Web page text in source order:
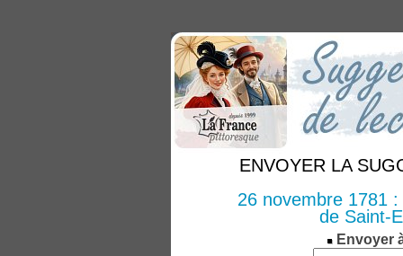
ENVOYER LA
26 novembre 1781 :
de Saint-
Envoyer